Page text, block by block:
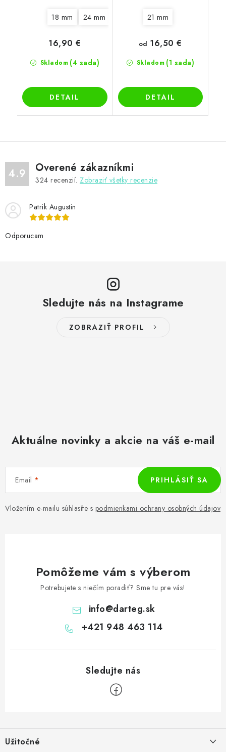
18 mm 24 mm
Skladom (4 sada)
16,90 €
DETAIL
21 mm
Skladom (1 sada)
od 16,50 €
DETAIL
4.9 Overené zákazníkmi
324 recenzií. Zobraziť všetky recenzie
Patrik Augustin
Odporucam
Sledujte nás na Instagrame
ZOBRAZIŤ PROFIL
Aktuálne novinky a akcie na váš e-mail
Email
Vložením e-mailu súhlasíte s podmienkami ochrany osobných údajov
PRIHLÁSIŤ SA
Pomôžeme vám s výberom
Potrebujete s niečím poradiť? Sme tu pre vás!
info@darteg.sk
+421 948 463 114
pUžitočné